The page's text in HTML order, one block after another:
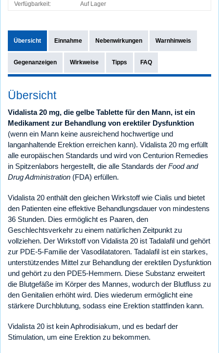
Verfügbarkeit:
Auf Lager
Übersicht Einnahme Nebenwirkungen Warnhinweis
Gegenanzeigen Wirkweise Tipps FAQ
Übersicht
Vidalista 20 mg, die gelbe Tablette für den Mann, ist ein
Medikament zur Behandlung von erektiler Dysfunktion
(wenn ein Mann keine ausreichend hochwertige und
langanhaltende Erektion erreichen kann). Vidalista 20 mg erfüllt
alle europäischen Standards und wird von Centurion Remedies
in Spitzenlabors hergestellt, die alle Standards der Food and
Drug Administration (FDA) erfüllen.
Vidalista 20 enthält den gleichen Wirkstoff wie Cialis und bietet
den Patienten eine effektive Behandlungsdauer von mindestens
36 Stunden. Dies ermöglicht es Paaren, den
Geschlechtsverkehr zu einem natürlichen Zeitpunkt zu
vollziehen. Der Wirkstoff von Vidalista 20 ist Tadalafil und gehört
zur PDE-5-Familie der Vasodilatatoren. Tadalafil ist ein starkes,
unterstützendes Mittel zur Behandlung der erektilen Dysfunktion
und gehört zu den PDE5-Hemmern. Diese Substanz erweitert
die Blutgefäße im Körper des Mannes, wodurch der Blutfluss zu
den Genitalien erhöht wird. Dies wiederum ermöglicht eine
stärkere Durchblutung, sodass eine Erektion stattfinden kann.
Vidalista 20 ist kein Aphrodisiakum, und es bedarf der
Stimulation, um eine Erektion zu bekommen.